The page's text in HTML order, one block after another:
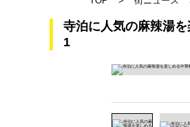
寺泊に人気の麻辣湯
1